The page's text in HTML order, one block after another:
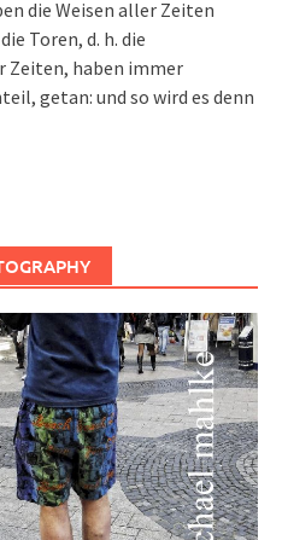
die Weisen aller Zeiten
Toren, d. h. die
haben immer
getan: und so wird es denn